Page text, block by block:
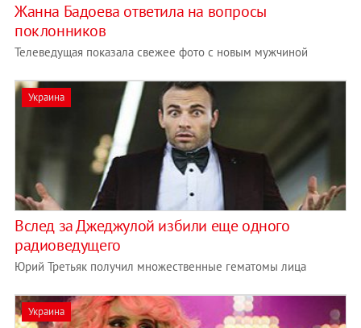
Жанна Бадоева ответила на вопросы
поклонников
Телеведущая показала свежее фото с новым мужчиной
Украина
Вслед за Джеджулой избили еще одного
радиоведущего
Юрий Третьяк получил множественные гематомы лица
Украина